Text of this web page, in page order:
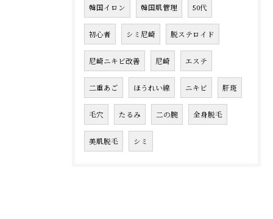
韓国イロン 韓国肌管理 50代
初心者 シミ尼崎 脱ステロイド
尼崎ニキビ改善 尼崎 エステ
二重あご ほうれい線 ニキビ 肝斑
毛穴 たるみ 二の腕 全身脱毛
美肌脱毛 シミ